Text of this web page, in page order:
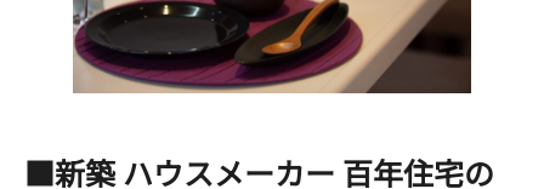
■新築 ハウスメーカー 百年住宅の